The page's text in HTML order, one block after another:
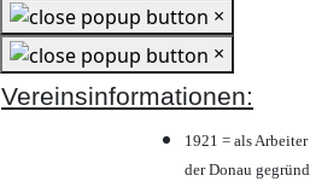
×
×
Vereinsinformationen:
1921 = als
der Donau